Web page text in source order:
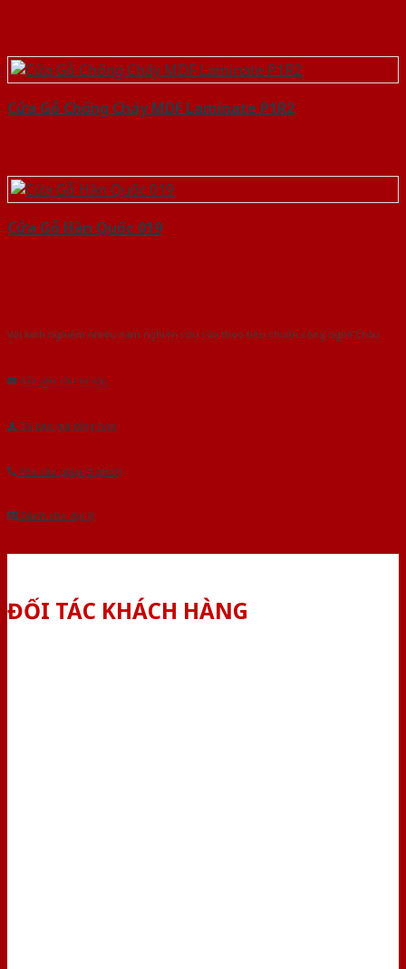
Cửa Gỗ Chống Cháy MDF Laminate P1R2
Cửa Gỗ Hàn Quốc 019
Với kinh nghiệm nhiêu năm nghiên cứu cửa theo tiêu chuẩn công nghệ Châu
Gửi yêu cầu tư vấn
Tải báo giá tổng hợp
Yêu cầu gọi lại (3 phút)
Dành cho đại lý
ĐỐI TÁC KHÁCH HÀNG